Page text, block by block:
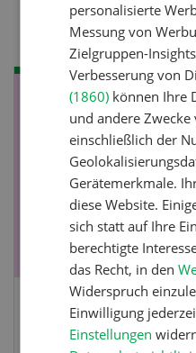
Raufutter
NOV
19 -
JAN
28
Fachkurs
personalisierte
Messung von
Zielgruppen-
Verbesserung von
(1860) können Ihre
und andere Zwecke
einschließlich der
Gerätemerkmale.
diese Website.
sich statt auf Ihre
berechtigte
das Recht, in den
Widerspruch
Einwilligung
Einstellungen